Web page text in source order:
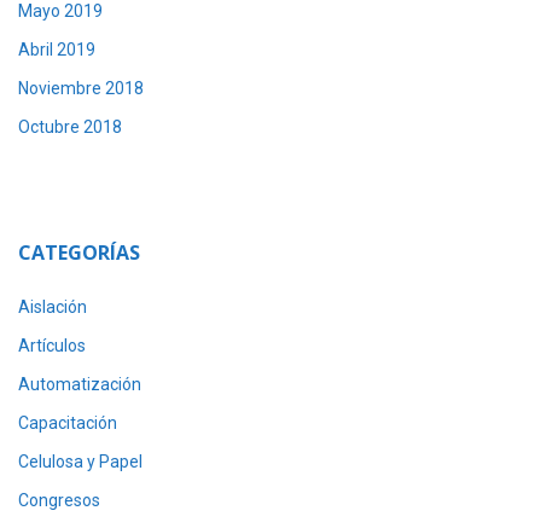
Mayo 2019
Abril 2019
Noviembre 2018
Octubre 2018
CATEGORÍAS
Aislación
Artículos
Automatización
Capacitación
Celulosa y Papel
Congresos